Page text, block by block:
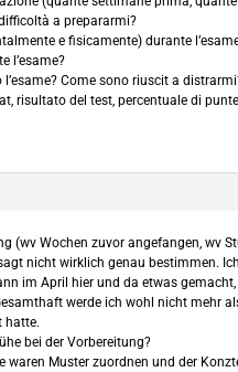
a prepararmi?
e fisicamente) durante
l’esame?
Come sono riuscit a
risultato del test, percentuale di
(wv Wochen zuvor angefangen, wv
nicht wirklich genau bestimmen.
im April hier und da etwas
werde ich wohl nicht mehr
hatte.
bei der Vorbereitung?
waren Muster zuordnen und der